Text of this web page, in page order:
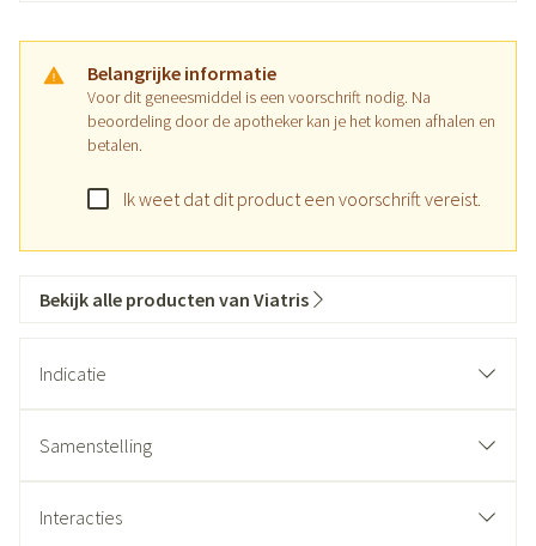
Belangrijke informatie
Voor dit geneesmiddel is een voorschrift nodig. Na
beoordeling door de apotheker kan je het komen afhalen en
betalen.
Ik weet dat dit product een voorschrift vereist.
Bekijk alle producten van Viatris
Indicatie
Samenstelling
Interacties